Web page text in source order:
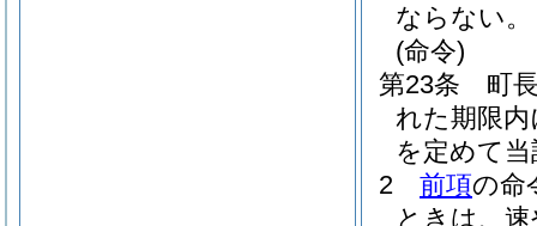
ならない。
(命令)
第23条
町
れた期限
を定めて
2
前項の命
ときは、